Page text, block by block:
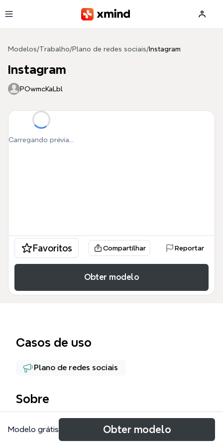
Modelos/Trabalho/Plano de redes sociais/ Instagram
Instagram
POwmcKaLbl
Carregando prévia...
Favoritos Compartilhar Reportar
Obter modelo
Casos de uso
Plano de redes sociais
Sobre
El mapa mental de Instagram, diseñado para
estrategas de marketing digital y creadores de
Modelo grátis Obter modelo